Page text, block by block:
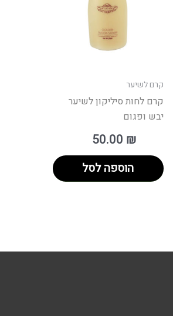
קרם לשיער
קרם לחות סיליקון לשיער
יבש ופגום
50.00 ₪
הוספה לסל